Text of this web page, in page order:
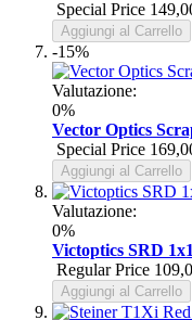
Special Price
Aggiungi al Carrello
-15%
Valutazione:
0%
Vector Optics
Special Price
Aggiungi al Carrello
Valutazione:
0%
Victoptics SRD
Regular Price
Aggiungi al Carrello